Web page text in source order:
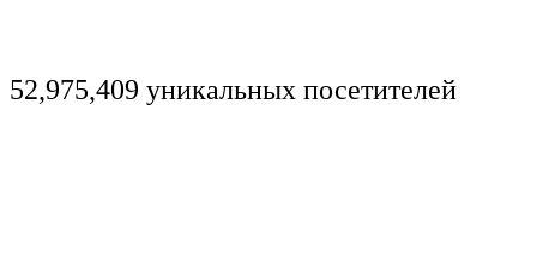
52,975,409 уникальных посетителей